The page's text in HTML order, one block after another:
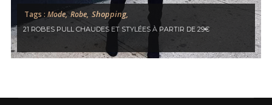
Tags : Mode, Robe, Shopping,
21 ROBES PULL CHAUDES ET STYLÉES À PARTIR DE 29€